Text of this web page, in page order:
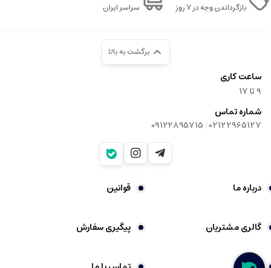
بازگرداندن وجه در ۷ روز
سراسر ایران
برگشت به بالا
ساعت کاری
9‌ تا ۱۷
شماره تماس
02122965127
|
09122895715
درباره ما قوانین
گالری مشتریان پیگیری سفارش